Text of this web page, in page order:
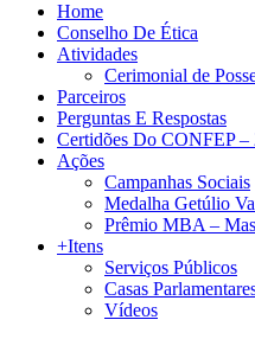
Home
Conselho De Ética
Atividades
Cerimonial de
Parceiros
Perguntas E Respostas
Certidões Do CONFEP –
Ações
Campanhas Sociais
Medalha Getúlio
Prêmio MBA –
+Itens
Serviços Públicos
Casas
Vídeos